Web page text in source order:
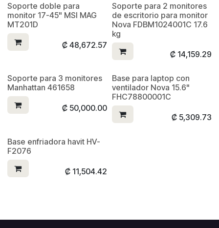
Soporte doble para
monitor 17-45" MSI MAG
MT201D
₡ 48,672.57
Soporte para 2 monitores
de escritorio para monitor
Nova FDBM1024001C 17.6
kg
₡ 14,159.29
Soporte para 3 monitores
Manhattan 461658
₡ 50,000.00
Base para laptop con
ventilador Nova 15.6"
FHC78800001C
₡ 5,309.73
Base enfriadora havit HV-
F2076
₡ 11,504.42